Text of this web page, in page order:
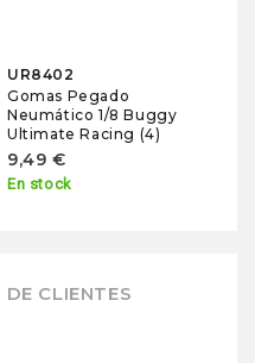
UR8402
Gomas Pegado
Neumático 1/8 Buggy
Ultimate Racing (4)
9,49 €
En stock
DE CLIENTES